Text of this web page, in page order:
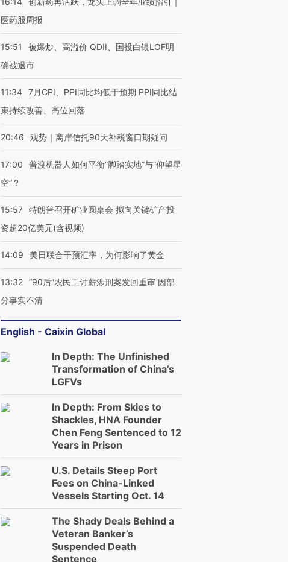
医药股周报
15:51
被爆炒、高溢价 QDII、国投白银LOF明
确被退市
11:34 7月CPI、PPI同比均低于预期 PPI同比结
束持续改善、高位回落
20:46 观势｜离岸信托90天补税窗口期疑问
17:00
普渡机器人如何平衡“脚踏实地”与“仰望星
空”？
15:57 特朗普召开矿业圆桌会 拟向关键矿产投
资超20亿美元(含视频)
14:09 美日联合干预汇率，为何影响了黄金
13:32 “90后”农民工讨薪涉刑案发回重审 因部
分事实不清
English - Caixin Global
In Depth: The Unfinished
Transformation of China’s
LGFVs
In Depth: From Skies to
Shackles, HNA Founder
Chen Feng Sentenced to 12
Years in Prison
U.S. Details Steep Port
Fees on China-Linked
Vessels Starting Oct. 14
The Shady Deals Behind a
Veteran Banker’s
Suspended Death
Sentence